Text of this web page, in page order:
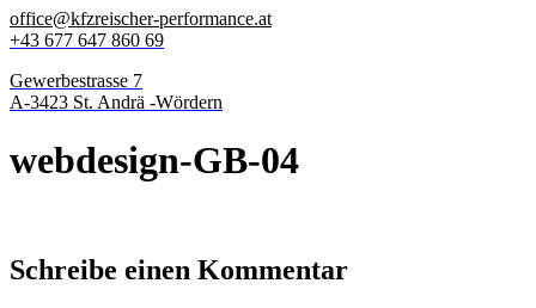
office@kfzreischer-performance.at
+43 677 647 860 69
Gewerbestrasse 7
A-3423 St. Andrä -Wördern
webdesign-GB-04
Schreibe einen Kommentar